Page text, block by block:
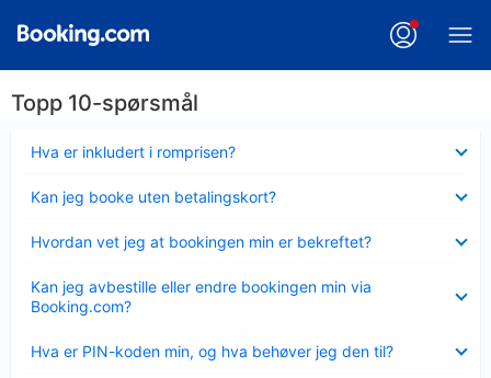
Topp 10-spørsmål
Hva er inkludert i romprisen?
mindre
Kan jeg booke uten betalingskort?
mindre
Hvordan vet jeg at bookingen min er bekreftet?
mindre
Kan jeg avbestille eller endre bookingen min via
Booking.com?
mindre
Hva er PIN-koden min, og hva behøver jeg den til?
mindre